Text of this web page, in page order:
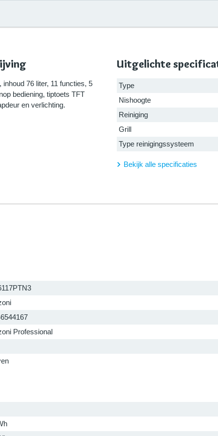
76 liter, 11 functies, 5
bediening, tiptoets TFT
en verlichting.
Uitgelichte
Type
Nishoogte
Reiniging
Grill
Type reinigingssysteem
Bekijk alle specificaties
Professional